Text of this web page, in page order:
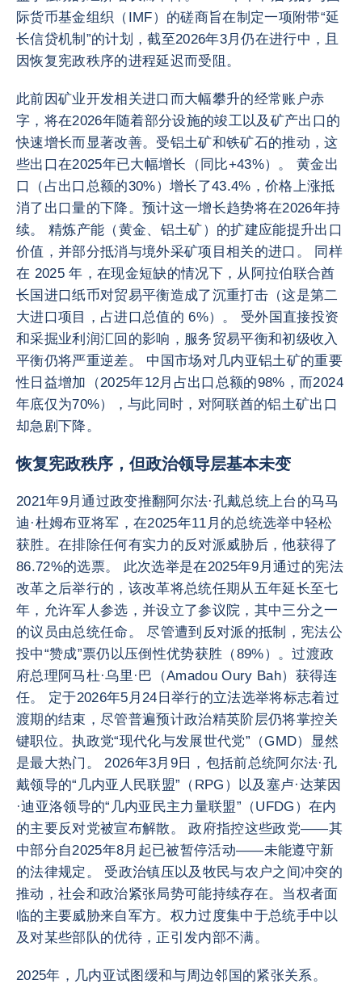
际货币基金组织（IMF）的磋商旨在制定一项附带“延
长信贷机制”的计划，截至2026年3月仍在进行中，且
因恢复宪政秩序的进程延迟而受阻。
此前因矿业开发相关进口而大幅攀升的经常账户赤
字，将在2026年随着部分设施的竣工以及矿产出口的
快速增长而显著改善。受铝土矿和铁矿石的推动，这
些出口在2025年已大幅增长（同比+43%）。 黄金出
口（占出口总额的30%）增长了43.4%，价格上涨抵
消了出口量的下降。预计这一增长趋势将在2026年持
续。 精炼产能（黄金、铝土矿）的扩建应能提升出口
价值，并部分抵消与境外采矿项目相关的进口。 同样
在 2025 年，在现金短缺的情况下，从阿拉伯联合酋
长国进口纸币对贸易平衡造成了沉重打击（这是第二
大进口项目，占进口总值的 6%）。 受外国直接投资
和采掘业利润汇回的影响，服务贸易平衡和初级收入
平衡仍将严重逆差。 中国市场对几内亚铝土矿的重要
性日益增加（2025年12月占出口总额的98%，而2024
年底仅为70%），与此同时，对阿联酋的铝土矿出口
却急剧下降。
恢复宪政秩序，但政治领导层基本未变
2021年9月通过政变推翻阿尔法·孔戴总统上台的马马
迪·杜姆布亚将军，在2025年11月的总统选举中轻松
获胜。在排除任何有实力的反对派威胁后，他获得了
86.72%的选票。 此次选举是在2025年9月通过的宪法
改革之后举行的，该改革将总统任期从五年延长至七
年，允许军人参选，并设立了参议院，其中三分之一
的议员由总统任命。 尽管遭到反对派的抵制，宪法公
投中“赞成”票仍以压倒性优势获胜（89%）。过渡政
府总理阿马杜·乌里·巴（Amadou Oury Bah）获得连
任。 定于2026年5月24日举行的立法选举将标志着过
渡期的结束，尽管普遍预计政治精英阶层仍将掌控关
键职位。执政党“现代化与发展世代党”（GMD）显然
是最大热门。 2026年3月9日，包括前总统阿尔法·孔
戴领导的“几内亚人民联盟”（RPG）以及塞卢·达莱因
·迪亚洛领导的“几内亚民主力量联盟”（UFDG）在内
的主要反对党被宣布解散。 政府指控这些政党——其
中部分自2025年8月起已被暂停活动——未能遵守新
的法律规定。 受政治镇压以及牧民与农户之间冲突的
推动，社会和政治紧张局势可能持续存在。当权者面
临的主要威胁来自军方。权力过度集中于总统手中以
及对某些部队的优待，正引发内部不满。
2025年，几内亚试图缓和与周边邻国的紧张关系。